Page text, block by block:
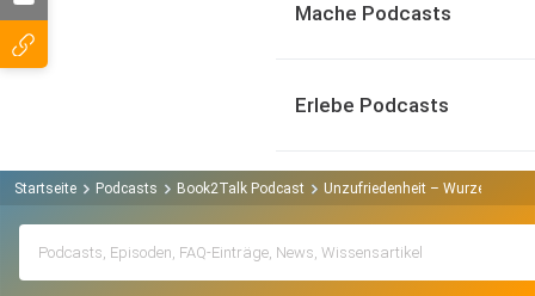
Mache Podcasts
Erlebe Podcasts
Startseite Podcasts Book2Talk Podcast Unzufriedenheit – Wurzel allen